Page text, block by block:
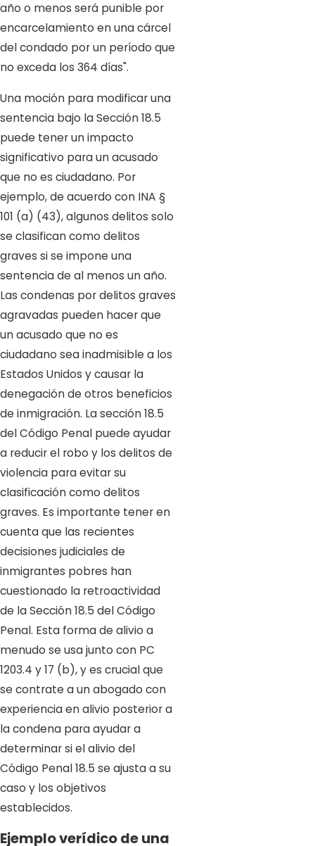
año o menos será punible por
encarcelamiento en una cárcel
del condado por un período que
no exceda los 364 días".
Una moción para modificar una
sentencia bajo la Sección 18.5
puede tener un impacto
significativo para un acusado
que no es ciudadano. Por
ejemplo, de acuerdo con INA §
101 (a) (43), algunos delitos solo
se clasifican como delitos
graves si se impone una
sentencia de al menos un año.
Las condenas por delitos graves
agravadas pueden hacer que
un acusado que no es
ciudadano sea inadmisible a los
Estados Unidos y causar la
denegación de otros beneficios
de inmigración. La sección 18.5
del Código Penal puede ayudar
a reducir el robo y los delitos de
violencia para evitar su
clasificación como delitos
graves. Es importante tener en
cuenta que las recientes
decisiones judiciales de
inmigrantes pobres han
cuestionado la retroactividad
de la Sección 18.5 del Código
Penal. Esta forma de alivio a
menudo se usa junto con PC
1203.4 y 17 (b), y es crucial que
se contrate a un abogado con
experiencia en alivio posterior a
la condena para ayudar a
determinar si el alivio del
Código Penal 18.5 se ajusta a su
caso y los objetivos
establecidos.
Ejemplo verídico de una